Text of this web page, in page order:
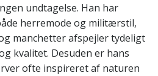
undtagelse. Han har
herremode og militærstil,
manchetter afspejler tydeligt
kvalitet. Desuden er hans
ofte inspireret af naturen